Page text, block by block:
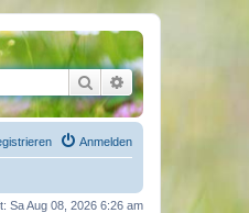
SucheErweiterte Suche
Anmelden
Sa Aug 08, 2026 6:26 am